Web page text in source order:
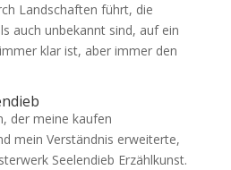
Landschaften führt, die
auch unbekannt sind, auf ein
klar ist, aber immer den
der meine kaufen
mein Verständnis erweiterte,
Seelendieb Erzählkunst.